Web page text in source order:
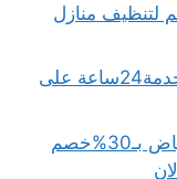
بـ 33% خصم لتنظيف منازل
كشف تسربات المياه جنوب الرياض خدمة24ساعة على
شركة كشف تسربات المياه غرب الرياض بـ30%خصم